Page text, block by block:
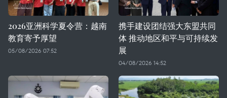
2026亚洲科学夏令营：越南
教育寄予厚望
05/08/2026 07:52
携手建设团结强大东盟共同
体 推动地区和平与可持续发
展
04/08/2026 14:52